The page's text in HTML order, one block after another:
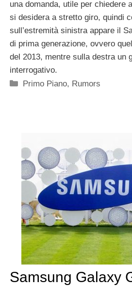
una domanda, utile per chiedere
si desidera a stretto giro, quindi
sull’estremità sinistra appare il
di prima generazione, ovvero
del 2013, mentre sulla destra un
interrogativo.
Categorie
Primo Piano, Rumors
Samsung Galaxy